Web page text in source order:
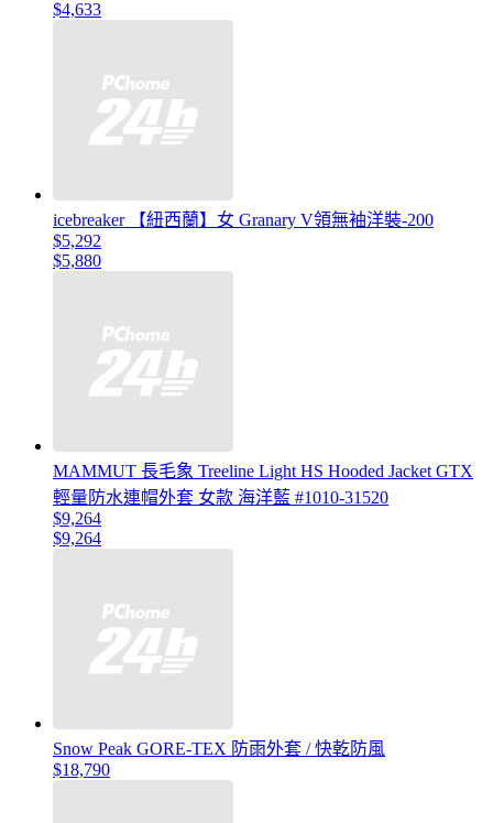
$4,633
icebreaker 【紐西蘭】女 Granary V領無袖洋裝-200
$5,292
$5,880
MAMMUT 長毛象 Treeline Light HS Hooded Jacket GTX
輕量防水連帽外套 女款 海洋藍 #1010-31520
$9,264
$9,264
Snow Peak GORE-TEX 防雨外套 / 快乾防風
$18,790